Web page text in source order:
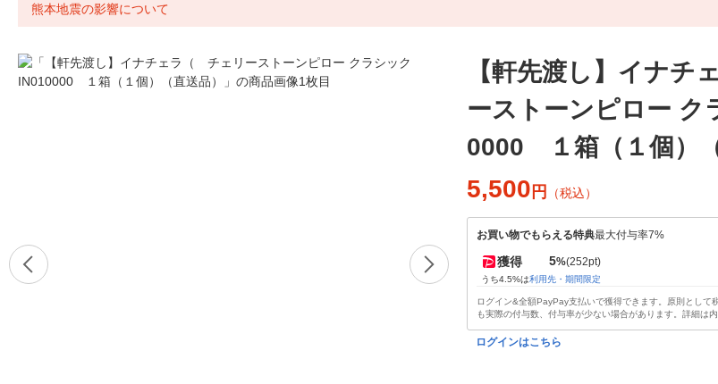
熊本地震の影響について
【軒先渡し】イナ
ーストーンピロー
0000 １箱（１個）（
5,500 円 （税込）
お買い物でもらえる特典最大付与率7%
獲得 5%(252pt)
うち4.5%は利用先・期間限定
ログイン&全額PayPay支払いで獲得できます。原則として
も実際の付与数、付与率が少ない場合があります。詳細は
ログインはこちら